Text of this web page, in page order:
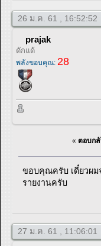
26 ม.ค. 61 , 16:52:52
prajak
ดักแด้
พลังขอบคุณ: 28
« ตอบกลั
ขอบคุณครับ เดี๋ยวผม
รายงานครับ
27 ม.ค. 61 , 11:06:01